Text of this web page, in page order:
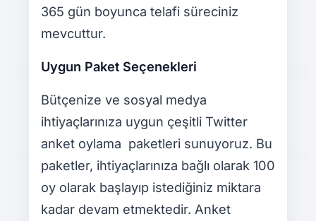
365 gün boyunca telafi süreciniz
mevcuttur.
Uygun Paket Seçenekleri
Bütçenize ve sosyal medya
ihtiyaçlarınıza uygun çeşitli Twitter
anket oylama paketleri sunuyoruz. Bu
paketler, ihtiyaçlarınıza bağlı olarak 100
oy olarak başlayıp istediğiniz miktara
kadar devam etmektedir. Anket